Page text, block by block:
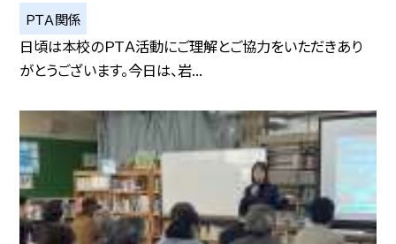
ＰＴＡ関係
日頃は本校のＰＴＡ活動にご理解とご協力をいただきあり
がとうございます。今日は、岩...